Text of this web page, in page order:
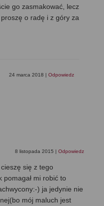
go zasmakować, lecz
o radę i z góry za
24 marca 2018 | Odpowiedz
8 listopada 2015 | Odpowiedz
się z tego
mi robić to
) ja jedynie nie
mój maluch jest